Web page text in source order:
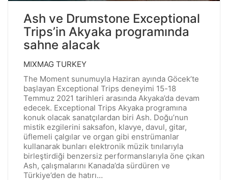
Ash ve Drumstone Exceptional
Trips’in Akyaka programında
sahne alacak
MIXMAG TURKEY
The Moment sunumuyla Haziran ayında Göcek’te
başlayan Exceptional Trips deneyimi 15-18
Temmuz 2021 tarihleri arasında Akyaka’da devam
edecek. Exceptional Trips Akyaka programına
konuk olacak sanatçılardan biri Ash. Doğu’nun
mistik ezgilerini saksafon, klavye, davul, gitar,
üflemeli çalgılar ve organ gibi enstrümanlar
kullanarak bunları elektronik müzik tınılarıyla
birleştirdiği benzersiz performanslarıyla öne çıkan
Ash, çalışmalarını Kanada’da sürdüren ve
Türkiye’den de hatırı…